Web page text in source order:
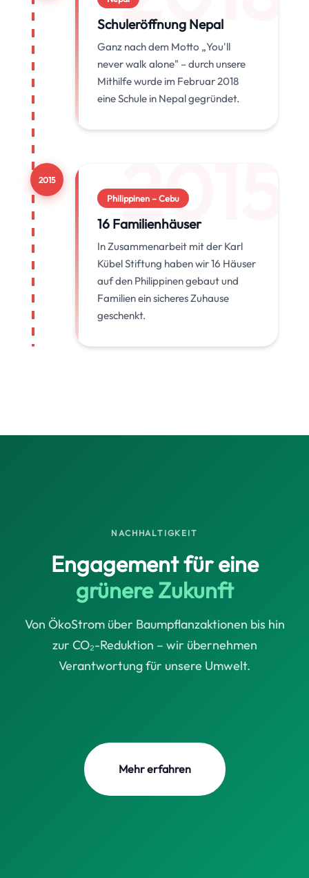
Schuleröffnung Nepal
Ganz nach dem Motto „You'll
never walk alone" – durch unsere
Mithilfe wurde im Februar 2018
eine Schule in Nepal gegründet.
2015 2015
Philippinen – Cebu
16 Familienhäuser
In Zusammenarbeit mit der Karl
Kübel Stiftung haben wir 16 Häuser
auf den Philippinen gebaut und
Familien ein sicheres Zuhause
geschenkt.
NACHHALTIGKEIT
Engagement für eine
grünere Zukunft
Von ÖkoStrom über Baumpflanzaktionen bis hin
zur CO₂-Reduktion – wir übernehmen
Verantwortung für unsere Umwelt.
Mehr erfahren